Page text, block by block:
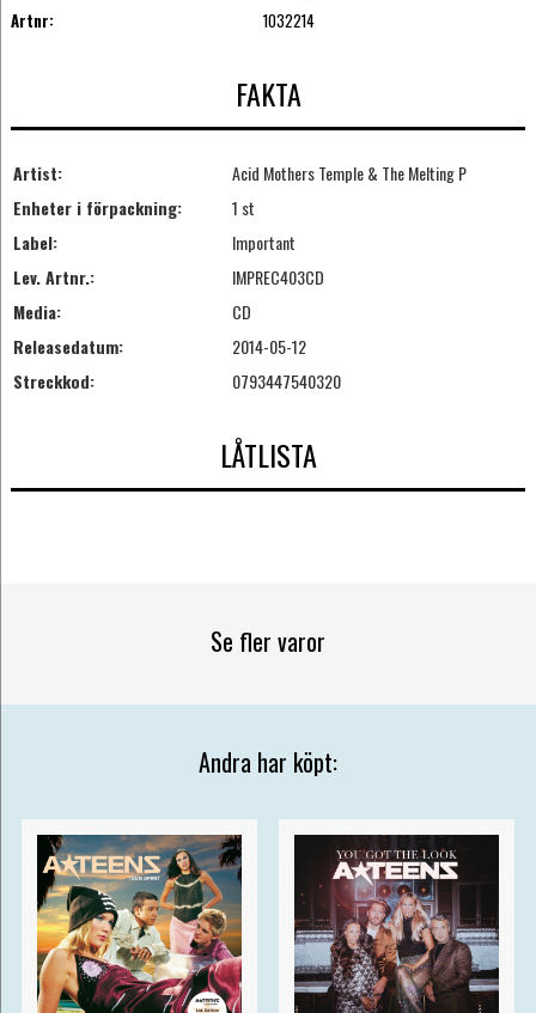
Artnr:
1032214
FAKTA
Artist:
Acid Mothers Temple & The Melting P
Enheter i förpackning:
1 st
Label:
Important
Lev. Artnr.:
IMPREC403CD
Media:
CD
Releasedatum:
2014-05-12
Streckkod:
0793447540320
LÅTLISTA
Se fler varor
Andra har köpt: